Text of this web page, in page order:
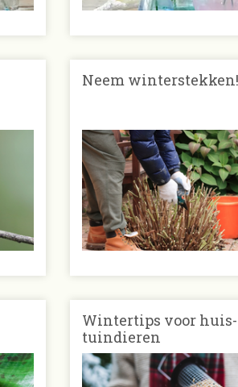
Neem winterstekken!
Wintertips voor
tuindieren